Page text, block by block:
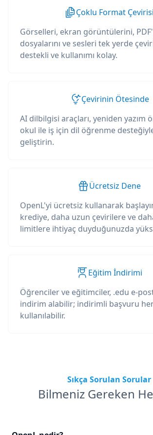
Çoklu Format Çevirisi
Görselleri, ekran görüntülerini,
dosyalarını ve sesleri tek yerde
destekli ve kullanımı kolay.
Çevirinin Ötesinde
AI dilbilgisi araçları, yeniden yazım
okul ile iş için dil öğrenme desteğiyle
geliştirin.
Ücretsiz Dene
OpenL'yi ücretsiz kullanarak
krediye, daha uzun çevirilere ve
limitlere ihtiyaç duyduğunuzda
Eğitim İndirimi
Öğrenciler ve eğitimciler, .edu e-
indirim alabilir; indirimli başvuru her
kullanılabilir.
Sıkça Sorulan Sorular
Bilmeniz Gereken